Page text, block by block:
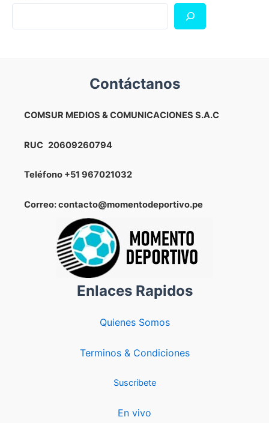
Contáctanos
COMSUR MEDIOS & COMUNICACIONES S.A.C
RUC 20609260794
Teléfono +51 967021032
Correo: contacto@momentodeportivo.pe
Enlaces Rapidos
Quienes Somos
Terminos & Condiciones
Suscribete
En vivo